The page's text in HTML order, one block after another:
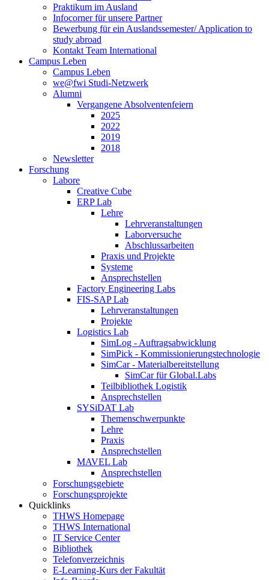
Praktikum im Ausland
Infocorner für unsere Partner
Bewerbung für ein Auslandssemester/ Application to
study abroad
Kontakt Team International
Campus Leben
Campus Leben
we@fwi Studi-Netzwerk
Alumni
Vergangene Absolventenfeiern
2025
2022
2019
2018
Newsletter
Forschung
Labore
Creative Cube
ERP Lab
Lehre
Lehrveranstaltungen
Laborversuche
Abschlussarbeiten
Praxis und Projekte
Systeme
Ansprechstellen
Factory Engineering Labs
FIS-SAP Lab
Lehrveranstaltungen
Projekte
Logistics Lab
SimLog - Auftragsabwicklung
SimPick - Kommissionierungstechnologie
SimCar - Materialbereitstellung
SimCar für Global.Labs
Teilbibliothek Logistik
Ansprechstellen
SYSiDAT Lab
Themenschwerpunkte
Lehre
Praxis
Ansprechstellen
MAVEL Lab
Ansprechstellen
Forschungsgebiete
Forschungsprojekte
Quicklinks
THWS Homepage
THWS International
IT Service Center
Bibliothek
Telefonverzeichnis
E-Learning-Kurs der Fakultät